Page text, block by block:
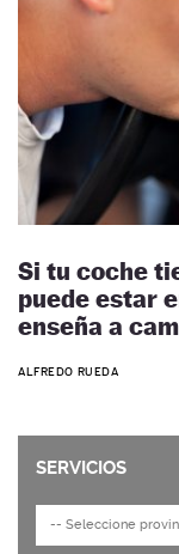
Si tu coche
puede estar
enseña a
ALFREDO RUEDA